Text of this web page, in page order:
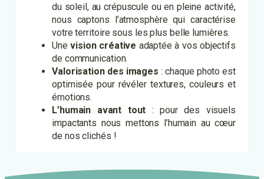
du soleil, au crépuscule ou en pleine activité,
nous captons l’atmosphère qui caractérise
votre territoire sous les plus belle lumières.
Unevision créative adaptée à vos objectifs
de communication.
Valorisation des images : chaque photo est
optimisée pour révéler textures, couleurs et
émotions.
L’humain avant tout : pour des visuels
impactants nous mettons l’humain au cœur
de nos clichés !